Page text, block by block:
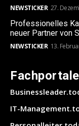
NEWSTICKER 27.
Professionelles
neuer Partner von
NEWSTICKER 13.
Fachportale
IT-